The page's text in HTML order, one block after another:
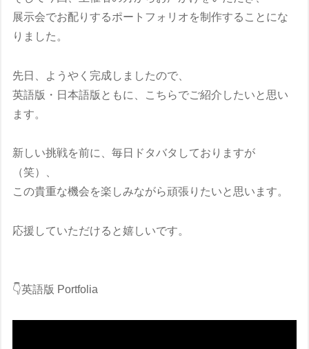
展示会でお配りするポートフォリオを制作することにな
りました。
先日、ようやく完成しましたので、
英語版・日本語版ともに、こちらでご紹介したいと思い
ます。
新しい挑戦を前に、毎日ドタバタしておりますが
（笑）、
この貴重な機会を楽しみながら頑張りたいと思います。
応援していただけると嬉しいです。
👇英語版 Portfolia